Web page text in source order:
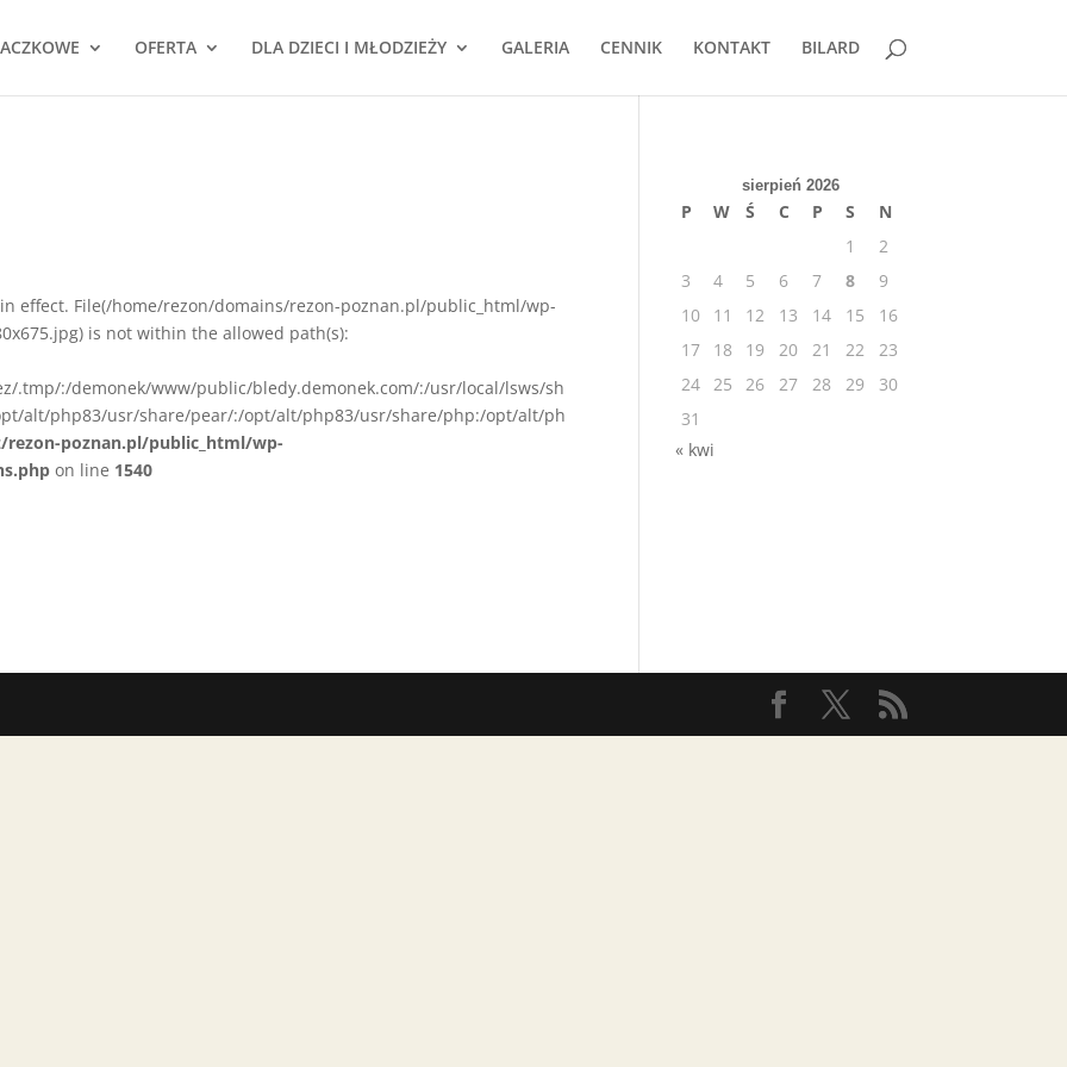
OFERTA DLA DZIECI I MŁODZIEŻY GALERIA CENNIK KONTAKT BILARD
effect. File(/home/rezon/domains/rezon-poznan.pl/public_html/wp-
is not within the allowed path(s):
.tmp/:/demonek/www/public/bledy.demonek.com/:/usr/local/lsws/sh
alt/php83/usr/share/pear/:/opt/alt/php83/usr/share/php:/opt/alt/ph
poznan.pl/public_html/wp-
on line 1540
sierpień 2026
P W Ś C P S
N
1
2
3
4 5 6 7 8
9
10
11 12 13 14 15
16
17
18 19 20 21 22
23
24 25 26 27 28 29
30
31
« kwi